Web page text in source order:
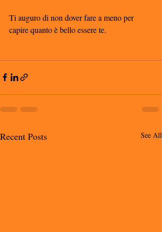
Ti auguro di non dover fare a meno per
capire quanto è bello essere te.
Recent Posts See All